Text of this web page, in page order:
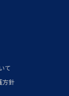
て
方針